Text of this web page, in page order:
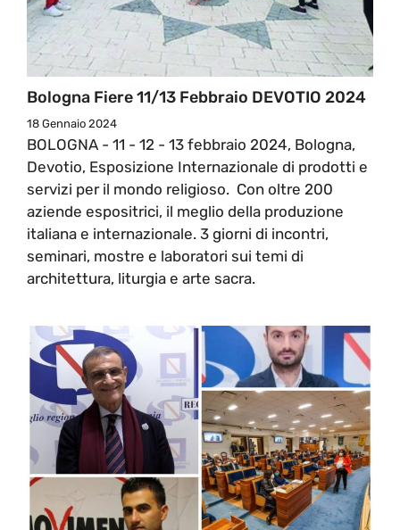
Bologna Fiere 11/13 Febbraio DEVOTIO 2024
18 Gennaio 2024
BOLOGNA - 11 - 12 - 13 febbraio 2024, Bologna,
Devotio, Esposizione Internazionale di prodotti e
servizi per il mondo religioso. Con oltre 200
aziende espositrici, il meglio della produzione
italiana e internazionale. 3 giorni di incontri,
seminari, mostre e laboratori sui temi di
architettura, liturgia e arte sacra.